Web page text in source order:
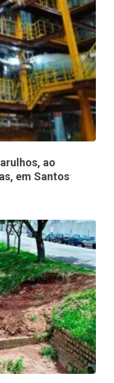
ao
em Santos